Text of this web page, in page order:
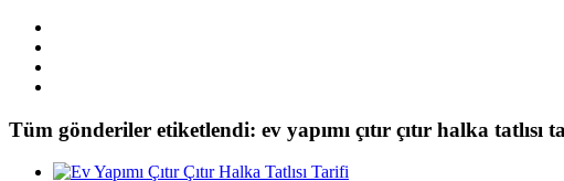
Tüm gönderiler etiketlendi: ev yapımı çıtır çıtır halka tatlısı